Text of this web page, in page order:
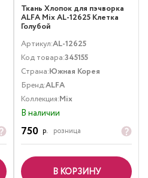
Ткань Хлопок для пэчворка
ALFA Mix AL-12625 Клетка
Голубой
Артикул:AL-12625
Код товара:345155
Страна:Южная Корея
Бренд:ALFA
Коллекция:Mix
В наличии
750 р. розница
В КОРЗИНУ